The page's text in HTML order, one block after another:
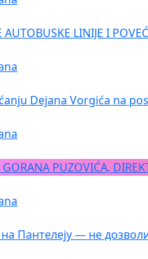
LINIJE I
Dejana Vorgića na
PUZOVIĆA,
Пантелеју — не